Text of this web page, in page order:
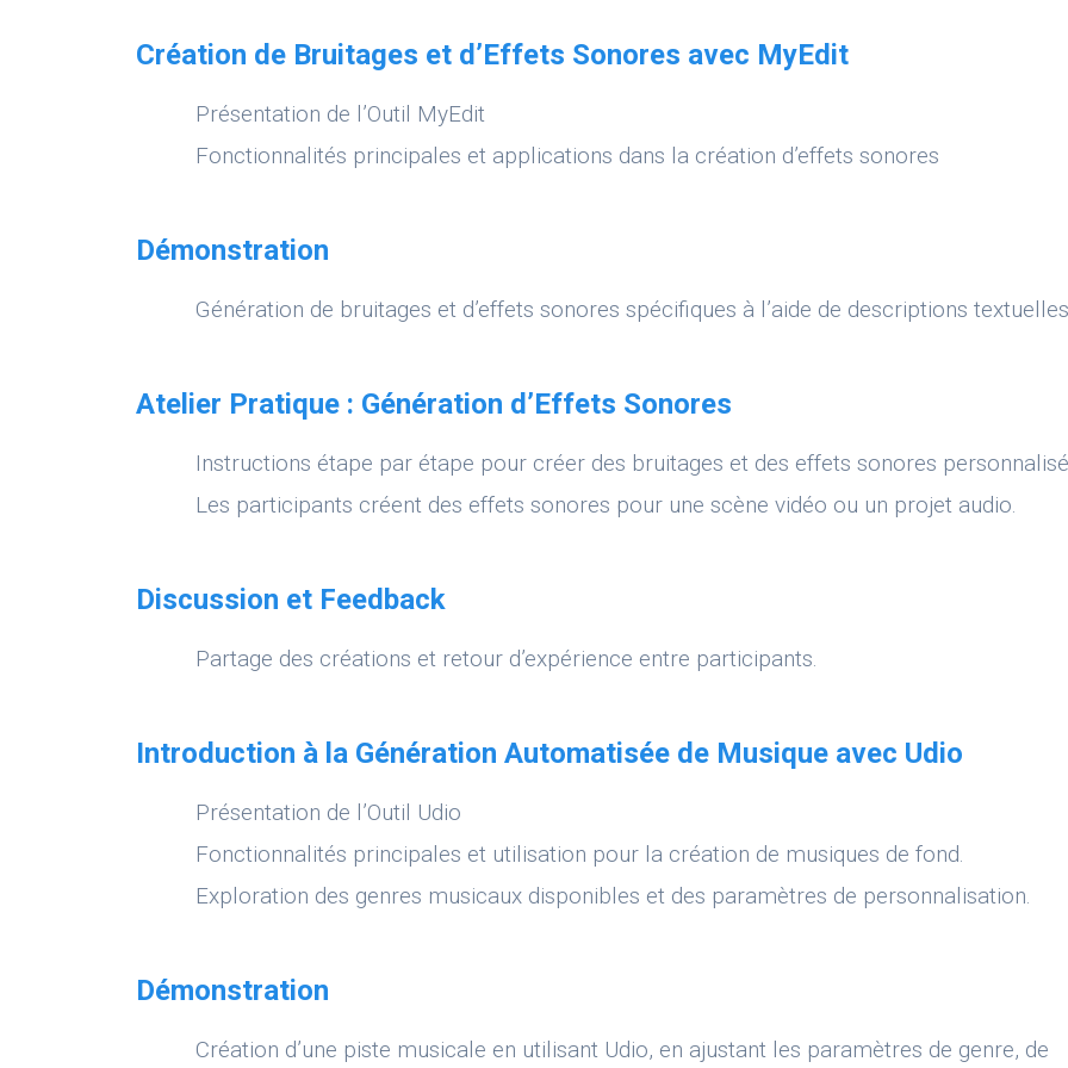
Création de Bruitages et d’Effets Sonores avec MyEdit
Présentation de l’Outil MyEdit
Fonctionnalités principales et applications dans la création d’effets sonores
Démonstration
Génération de bruitages et d’effets sonores spécifiques à l’aide de descriptions
Atelier Pratique : Génération d’Effets Sonores
Instructions étape par étape pour créer des bruitages et des effets sonores
Les participants créent des effets sonores pour une scène vidéo ou un projet audio.
Discussion et Feedback
Partage des créations et retour d’expérience entre participants.
Introduction à la Génération Automatisée de Musique avec Udio
Présentation de l’Outil Udio
Fonctionnalités principales et utilisation pour la création de musiques de fond.
Exploration des genres musicaux disponibles et des paramètres de personnalisation.
Démonstration
Création d’une piste musicale en utilisant Udio, en ajustant les paramètres de genre, de